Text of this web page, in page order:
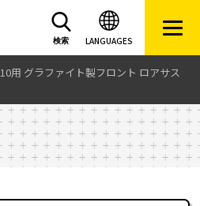
LANGUAGES
検索
用 グラファイト製フロント ロアサス